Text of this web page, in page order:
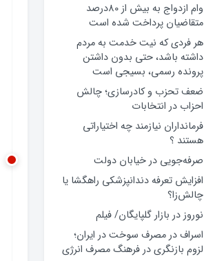
وام ازدواج به بیش از 80درصد
متقاضیان پرداخت شده است
هر فردی که نیت خدمت به مردم
داشته باشد، حتی بدون داشتن
پرونده رسمی، بسیجی است
ضعف تحزب و کادرسازی؛ چالش
احزاب در انتخابات
فرمانداران نیازمند چه اختیاراتی
هستند ؟
صرفه‌جویی در خیابان دولت
افزایش تعرفه دندانپزشکی راهگشا یا
چالش‌زا؟
نوروز در بازار گلپایگان/ فیلم
اسراف در مصرف سوخت در ایران؛
لزوم بازنگری در فرهنگ مصرف انرژی